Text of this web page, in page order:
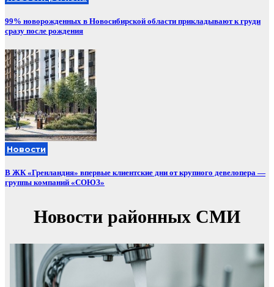
99% новорожденных в Новосибирской области прикладывают к груди
сразу после рождения
Новости
В ЖК «Гренландия» впервые клиентские дни от крупного девелопера —
группы компаний «СОЮЗ»